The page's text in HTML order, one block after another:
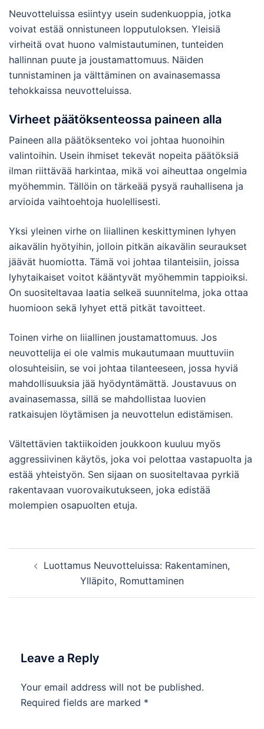
Neuvotteluissa esiintyy usein sudenkuoppia, jotka
voivat estää onnistuneen lopputuloksen. Yleisiä
virheitä ovat huono valmistautuminen, tunteiden
hallinnan puute ja joustamattomuus. Näiden
tunnistaminen ja välttäminen on avainasemassa
tehokkaissa neuvotteluissa.
Virheet päätöksenteossa paineen alla
Paineen alla päätöksenteko voi johtaa huonoihin
valintoihin. Usein ihmiset tekevät nopeita päätöksiä
ilman riittävää harkintaa, mikä voi aiheuttaa ongelmia
myöhemmin. Tällöin on tärkeää pysyä rauhallisena ja
arvioida vaihtoehtoja huolellisesti.
Yksi yleinen virhe on liiallinen keskittyminen lyhyen
aikavälin hyötyihin, jolloin pitkän aikavälin seuraukset
jäävät huomiotta. Tämä voi johtaa tilanteisiin, joissa
lyhytaikaiset voitot kääntyvät myöhemmin tappioiksi.
On suositeltavaa laatia selkeä suunnitelma, joka ottaa
huomioon sekä lyhyet että pitkät tavoitteet.
Toinen virhe on liiallinen joustamattomuus. Jos
neuvottelija ei ole valmis mukautumaan muuttuviin
olosuhteisiin, se voi johtaa tilanteeseen, jossa hyviä
mahdollisuuksia jää hyödyntämättä. Joustavuus on
avainasemassa, sillä se mahdollistaa luovien
ratkaisujen löytämisen ja neuvottelun edistämisen.
Vältettävien taktiikoiden joukkoon kuuluu myös
aggressiivinen käytös, joka voi pelottaa vastapuolta ja
estää yhteistyön. Sen sijaan on suositeltavaa pyrkiä
rakentavaan vuorovaikutukseen, joka edistää
molempien osapuolten etuja.
navigation
Luottamus Neuvotteluissa: Rakentaminen,
Ylläpito, Romuttaminen
Leave a Reply
Your email address will not be published.
Required fields are marked *